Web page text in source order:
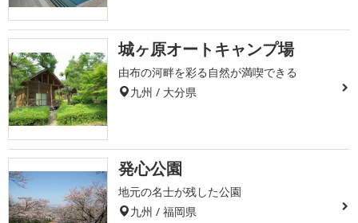
城ヶ原オートキャンプ場
由布の河畔を彩る自然が満喫できる
九州 / 大分県
発心公園
地元の名士が残した公園
九州 / 福岡県